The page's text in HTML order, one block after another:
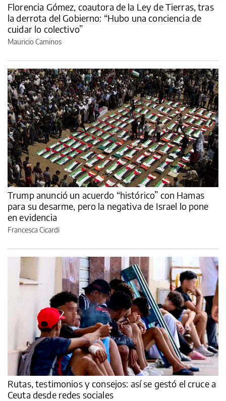
Florencia Gómez, coautora de la Ley de Tierras, tras
la derrota del Gobierno: “Hubo una conciencia de
cuidar lo colectivo”
Mauricio Caminos
Trump anunció un acuerdo “histórico” con Hamas
para su desarme, pero la negativa de Israel lo pone
en evidencia
Francesca Cicardi
Rutas, testimonios y consejos: así se gestó el cruce a
Ceuta desde redes sociales